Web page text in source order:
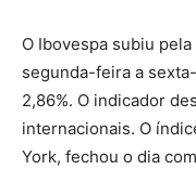
O Ibovespa subiu
segunda-feira a
2,86%. O indicador
internacionais. O
York, fechou o dia